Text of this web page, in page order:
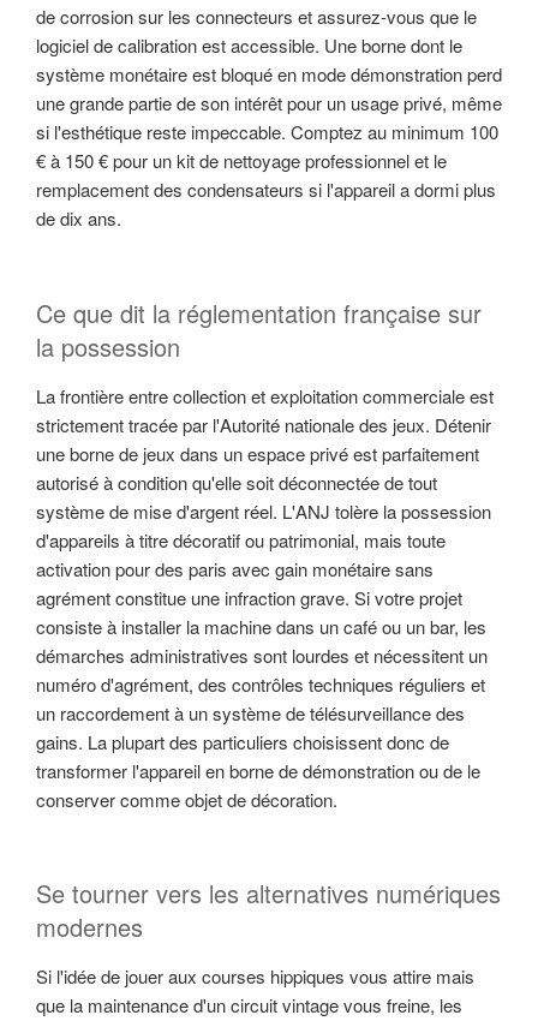
de corrosion sur les connecteurs et assurez-vous que le
logiciel de calibration est accessible. Une borne dont le
système monétaire est bloqué en mode démonstration perd
une grande partie de son intérêt pour un usage privé, même
si l'esthétique reste impeccable. Comptez au minimum 100
€ à 150 € pour un kit de nettoyage professionnel et le
remplacement des condensateurs si l'appareil a dormi plus
de dix ans.
Ce que dit la réglementation française sur
la possession
La frontière entre collection et exploitation commerciale est
strictement tracée par l'Autorité nationale des jeux. Détenir
une borne de jeux dans un espace privé est parfaitement
autorisé à condition qu'elle soit déconnectée de tout
système de mise d'argent réel. L'ANJ tolère la possession
d'appareils à titre décoratif ou patrimonial, mais toute
activation pour des paris avec gain monétaire sans
agrément constitue une infraction grave. Si votre projet
consiste à installer la machine dans un café ou un bar, les
démarches administratives sont lourdes et nécessitent un
numéro d'agrément, des contrôles techniques réguliers et
un raccordement à un système de télésurveillance des
gains. La plupart des particuliers choisissent donc de
transformer l'appareil en borne de démonstration ou de le
conserver comme objet de décoration.
Se tourner vers les alternatives numériques
modernes
Si l'idée de jouer aux courses hippiques vous attire mais
que la maintenance d'un circuit vintage vous freine, les